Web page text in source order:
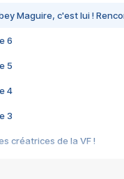
Maguire, c'est lui !
6
5
4
3
créatrices de la VF !